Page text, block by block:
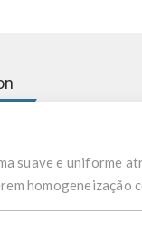
suave e uniforme
homogeneização